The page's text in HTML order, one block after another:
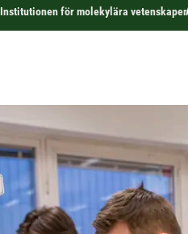
Institutionen för molekylära vetenskaper